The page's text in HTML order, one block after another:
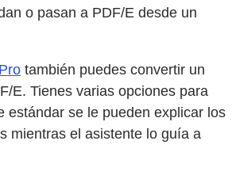
o pasan a PDF/E desde un
también puedes convertir un
E. Tienes varias opciones para
estándar se le pueden explicar los
mientras el asistente lo guía a